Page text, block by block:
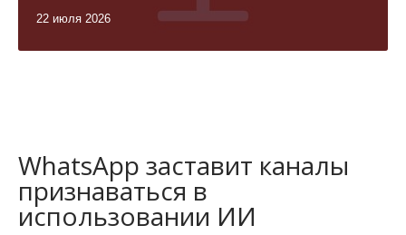
22 июля 2026
WhatsApp заставит каналы
признаваться в
использовании ИИ